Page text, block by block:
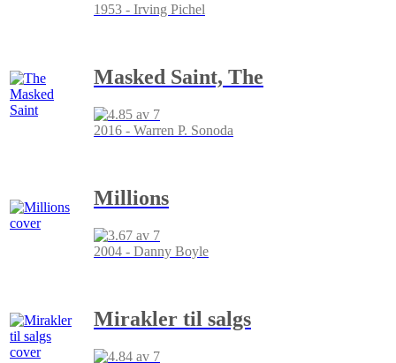
1953 - Irving Pichel
Masked Saint, The
2016 - Warren P. Sonoda
Millions
2004 - Danny Boyle
Mirakler til salgs